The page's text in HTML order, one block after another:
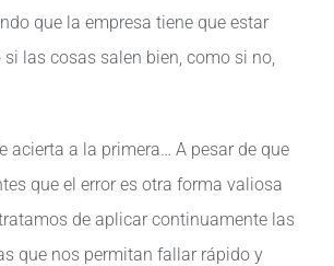
que la empresa tiene que estar
las cosas salen bien, como si no,
acierta a la primera… A pesar de que
que el error es otra forma valiosa
de aplicar continuamente las
que nos permitan fallar rápido y